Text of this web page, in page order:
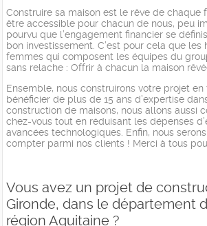
Construire sa maison est le rêve de chaque
être accessible pour chacun de nous, peu
pourvu que l’engagement financier se
bon investissement. C’est pour cela que les
femmes qui composent les équipes du
sans relache : Offrir à chacun la maison
Ensemble, nous construirons votre projet en
bénéficier de plus de 15 ans d’expertise
construction de maisons, nous allons aussi
chez-vous tout en réduisant les dépenses
avancées technologiques. Enfin, nous
compter parmi nos clients ! Merci à tous
Vous avez un projet de
Gironde, dans le département
région Aquitaine ?